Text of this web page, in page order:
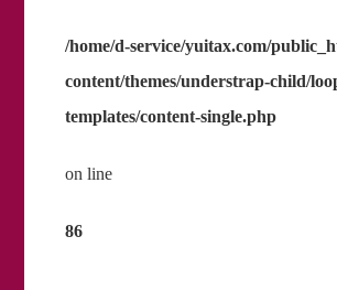
/home/d-service/yuitax.com/
content/themes/understrap-child/
templates/content-single.php
on line
86